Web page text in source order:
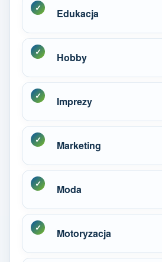
Edukacja
Hobby
Imprezy
Marketing
Moda
Motoryzacja